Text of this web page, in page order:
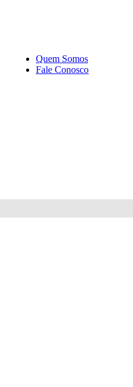
Quem Somos
Fale Conosco